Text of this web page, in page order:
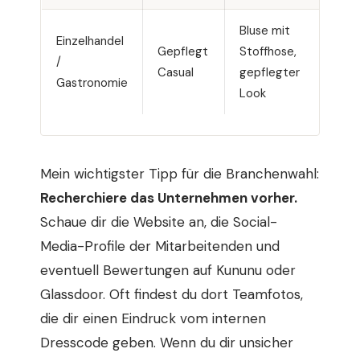
Einzelhandel
/
Gastronomie
Gepflegt
Casual
Bluse mit
Stoffhose,
gepflegter
Look
Mein wichtigster Tipp für die Branchenwahl:
Recherchiere das Unternehmen vorher.
Schaue dir die Website an, die Social-
Media-Profile der Mitarbeitenden und
eventuell Bewertungen auf Kununu oder
Glassdoor. Oft findest du dort Teamfotos,
die dir einen Eindruck vom internen
Dresscode geben. Wenn du dir unsicher